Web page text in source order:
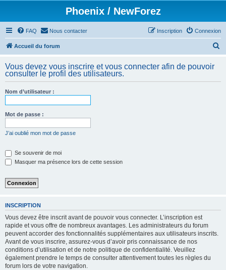
Phoenix / NewForez
FAQ Nous contacter Connexion
Inscription
Accueil du forum
h
Vous devez vous inscrire et vous connecter afin de pouvoir
consulter le profil des utilisateurs.
Nom d’utilisateur :
Mot de passe :
J’ai oublié mon mot de passe
Se souvenir de moi
Masquer ma présence lors de cette session
INSCRIPTION
Vous devez être inscrit avant de pouvoir vous connecter. L’inscription est
rapide et vous offre de nombreux avantages. Les administrateurs du forum
peuvent accorder des fonctionnalités supplémentaires aux utilisateurs inscrits.
Avant de vous inscrire, assurez-vous d’avoir pris connaissance de nos
conditions d’utilisation et de notre politique de confidentialité. Veuillez
également prendre le temps de consulter attentivement toutes les règles du
forum lors de votre navigation.